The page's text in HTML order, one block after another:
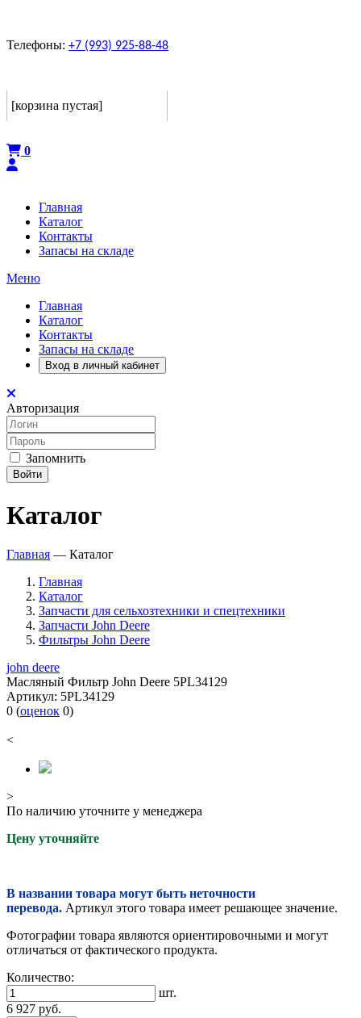
Телефоны: +7 (993) 925-88-48
[корзина пустая]
0
Главная
Каталог
Контакты
Запасы на складе
Меню
Главная
Каталог
Контакты
Запасы на складе
Вход в личный кабинет
Авторизация
Запомнить
Войти
Каталог
Главная — Каталог
Главная
Каталог
Запчасти для сельхозтехники и спецтехники
Запчасти John Deere
Фильтры John Deere
john deere
Масляный Фильтр John Deere 5PL34129
Артикул: 5PL34129
0 (оценок 0)
<
>
По наличию уточните у менеджера
Цену уточняйте
В названии товара могут быть неточности
перевода. Артикул этого товара имеет решающее значение.
Фотографии товара являются ориентировочными и могут
отличаться от фактического продукта.
Количество:
шт.
6 927 руб.